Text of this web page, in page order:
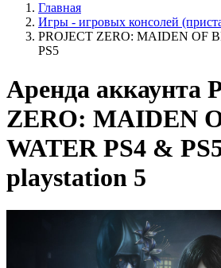
Главная
Игры - игровых консолей
PROJECT ZERO: MAIDEN OF
PS5
Аренда аккаунта
ZERO: MAIDEN
WATER PS4 &
playstation 5